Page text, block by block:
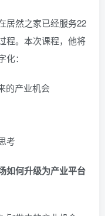
居然之家已经服务22
程。本次课程，他将
：
的产业机会
考
如何升级为产业平台